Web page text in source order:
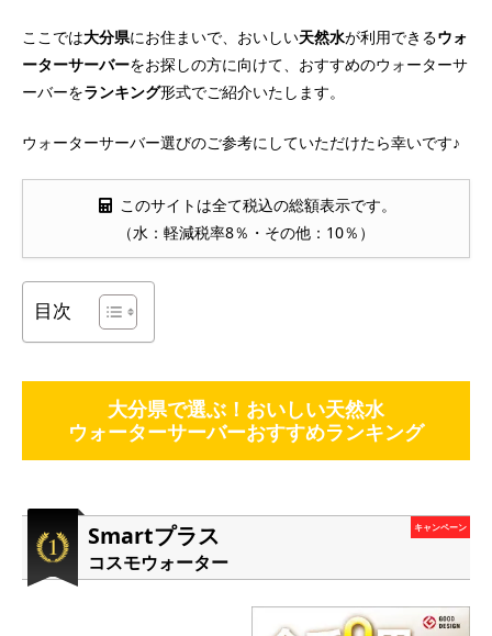
ここでは大分県にお住まいで、おいしい天然水が利用できるウォ
ーターサーバーをお探しの方に向けて、おすすめのウォーターサ
ーバーをランキング形式でご紹介いたします。
ウォーターサーバー選びのご参考にしていただけたら幸いです♪
このサイトは全て税込の総額表示です。
（水：軽減税率8％・その他：10％）
目次
大分県で選ぶ！おいしい天然水
ウォーターサーバーおすすめランキング
Smartプラス
コスモウォーター
キャンペーン